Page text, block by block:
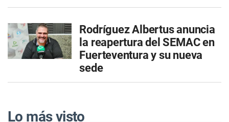
Rodríguez Albertus anuncia
la reapertura del SEMAC en
Fuerteventura y su nueva
sede
Lo más visto